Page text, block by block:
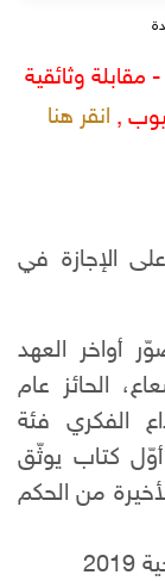
وثائقية
, انقر هنا
حصل على الإجازة في
أواخر العهد
دار شعاع، الحائز عام
الفكري فئة
كتاب يوثّق
من الحكم